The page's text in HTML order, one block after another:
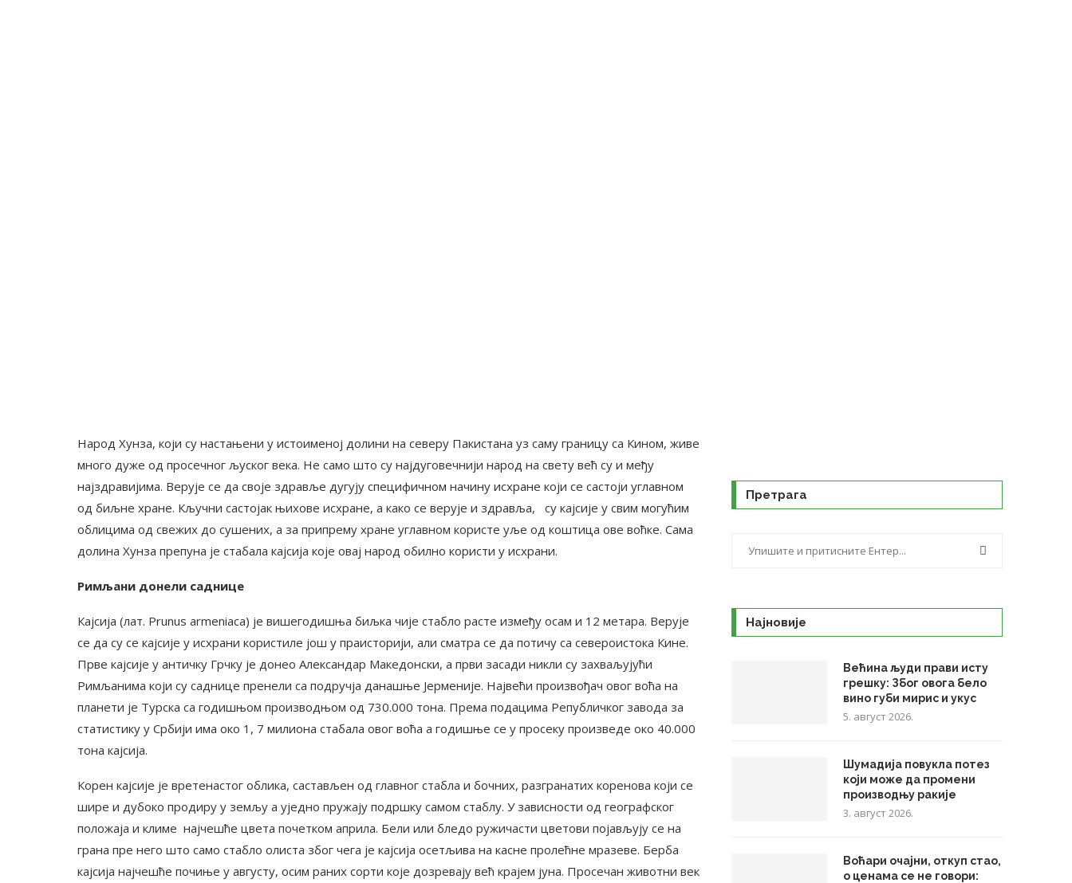
Народ Хунза, који су настањени у истоименој долини на северу Пакистана уз саму границу са Кином, живе
много дуже од просечног љуског века. Не само што су најдуговечнији народ на свету већ су и међу
најздравијима. Верује се да своје здравље дугују специфичном начину исхране који се састоји углавном
од биљне хране. Кључни састојак њихове исхране, а како се верује и здравља, су кајсије у свим могућим
облицима од свежих до сушених, а за припрему хране углавном користе уље од коштица ове воћке. Сама
долина Хунза препуна је стабала кајсија које овај народ обилно користи у исхрани.
Римљани донели саднице
Кајсија (лат. Prunus armeniaca) је вишегодишња биљка чије стабло расте између осам и 12 метара. Верује
се да су се кајсије у исхрани користиле још у праисторији, али сматра се да потичу са североистока Кине.
Прве кајсије у античку Грчку је донео Александар Македонски, а први засади никли су захваљујући
Римљанима који су саднице пренели са подручја данашње Јерменије. Највећи произвођач овог воћа на
планети је Турска са годишњом производњом од 730.000 тона. Према подацима Републичког завода за
статистику у Србији има око 1, 7 милиона стабала овог воћа а годишње се у просеку произведе око 40.000
тона кајсија.
Корен кајсије је вретенастог облика, састављен од главног стабла и бочних, разгранатих коренова који се
шире и дубоко продиру у земљу а уједно пружају подршку самом стаблу. У зависности од географског
положаја и климе најчешће цвета почетком априла. Бели или бледо ружичасти цветови појављују се на
грана пре него што само стабло олиста због чега је кајсија осетљива на касне пролећне мразеве. Берба
кајсија најчешће почиње у августу, осим раних сорти које дозревају већ крајем јуна. Просечан животни век
Претрага
Најновије
Већина људи прави исту
грешку: Због овога бело
вино губи мирис и укус
5. август 2026.
Шумадија повукла потез
који може да промени
производњу ракије
3. август 2026.
Воћари очајни, откуп стао,
о ценама се не говори: